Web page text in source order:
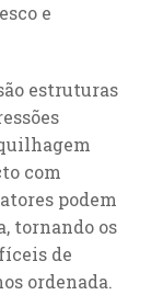
e
estruturas
com
podem
tornando os
de
ordenada.